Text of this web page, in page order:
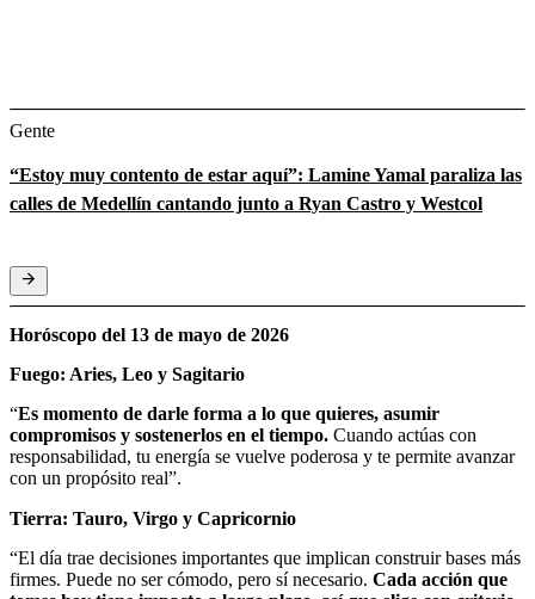
Gente
“Estoy muy contento de estar aquí”: Lamine Yamal paraliza las
calles de Medellín cantando junto a Ryan Castro y Westcol
Horóscopo del 13 de mayo de 2026
Fuego: Aries, Leo y Sagitario
“Es momento de darle forma a lo que quieres, asumir
compromisos y sostenerlos en el tiempo. Cuando actúas con
responsabilidad, tu energía se vuelve poderosa y te permite avanzar
con un propósito real”.
Tierra: Tauro, Virgo y Capricornio
“El día trae decisiones importantes que implican construir bases más
firmes. Puede no ser cómodo, pero sí necesario. Cada acción que